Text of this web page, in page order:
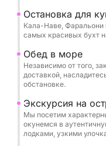
Благодаря
Antonio 36,
предлагая
принятия
панорамного
посвященными
жестких
Остановка для
Кала-Наве,
самых красивых бухт
Обед в море
Независимо от того,
доставкой,
обстановке.
Экскурсия на
Мы посетим
окунемся в
лодками, узкими